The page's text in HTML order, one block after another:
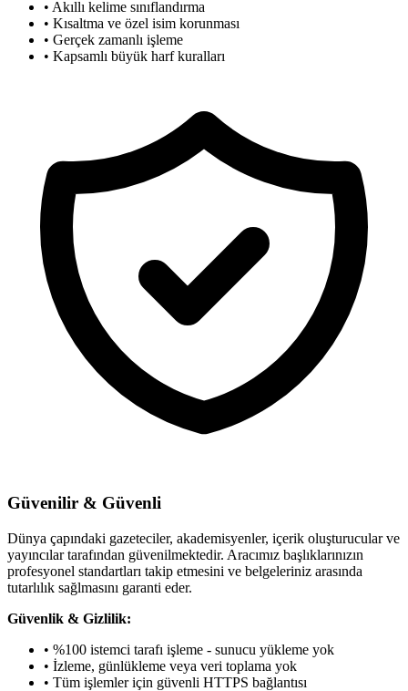
• Akıllı kelime sınıflandırma
• Kısaltma ve özel isim korunması
• Gerçek zamanlı işleme
• Kapsamlı büyük harf kuralları
Güvenilir & Güvenli
Dünya çapındaki gazeteciler, akademisyenler, içerik oluşturucular ve
yayıncılar tarafından güvenilmektedir. Aracımız başlıklarınızın
profesyonel standartları takip etmesini ve belgeleriniz arasında
tutarlılık sağlmasını garanti eder.
Güvenlik & Gizlilik:
• %100 istemci tarafı işleme - sunucu yükleme yok
• İzleme, günlükleme veya veri toplama yok
• Tüm işlemler için güvenli HTTPS bağlantısı